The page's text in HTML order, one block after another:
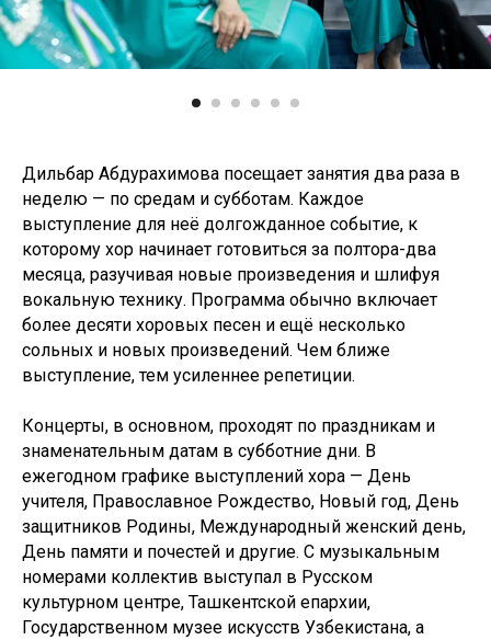
Дильбар Абдурахимова посещает занятия два раза в
неделю — по средам и субботам. Каждое
выступление для неё долгожданное событие, к
которому хор начинает готовиться за полтора-два
месяца, разучивая новые произведения и шлифуя
вокальную технику. Программа обычно включает
более десяти хоровых песен и ещё несколько
сольных и новых произведений. Чем ближе
выступление, тем усиленнее репетиции.
Концерты, в основном, проходят по праздникам и
знаменательным датам в субботние дни. В
ежегодном графике выступлений хора — День
учителя, Православное Рождество, Новый год, День
защитников Родины, Международный женский день,
День памяти и почестей и другие. С музыкальным
номерами коллектив выступал в Русском
культурном центре, Ташкентской епархии,
Государственном музее искусств Узбекистана, а